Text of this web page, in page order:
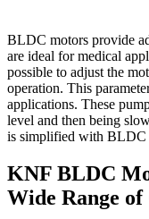
BLDC motors provide
are ideal for medical
possible to adjust the
operation. This
applications. These
level and then being
is simplified with BLDC
KNF BLDC
Wide Range